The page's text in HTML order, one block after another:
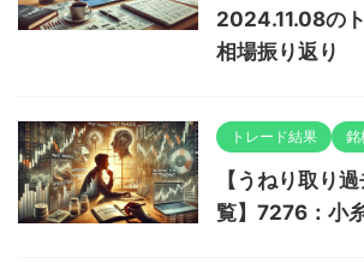
2024.11.08の
相場振り返り
トレード結果 銘
【うねり取り
覧】7276：小